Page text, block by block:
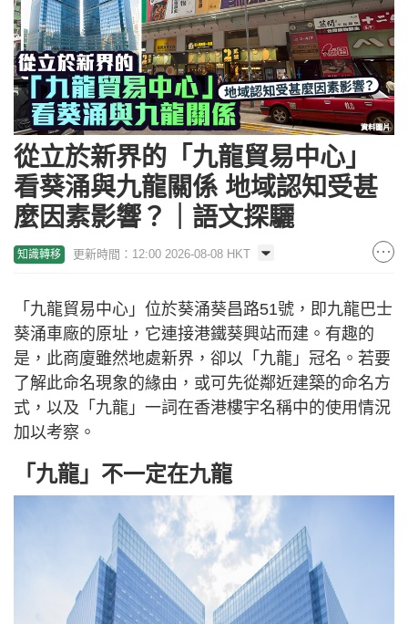
從立於新界的「九龍貿易中心」
看葵涌與九龍關係 地域認知受甚
麼因素影響？｜語文探驪
知識轉移 更新時間：12:00 2026-08-08 HKT
「九龍貿易中心」位於葵涌葵昌路51號，即九龍巴士
葵涌車廠的原址，它連接港鐵葵興站而建。有趣的
是，此商廈雖然地處新界，卻以「九龍」冠名。若要
了解此命名現象的緣由，或可先從鄰近建築的命名方
式，以及「九龍」一詞在香港樓宇名稱中的使用情況
加以考察。
「九龍」不一定在九龍